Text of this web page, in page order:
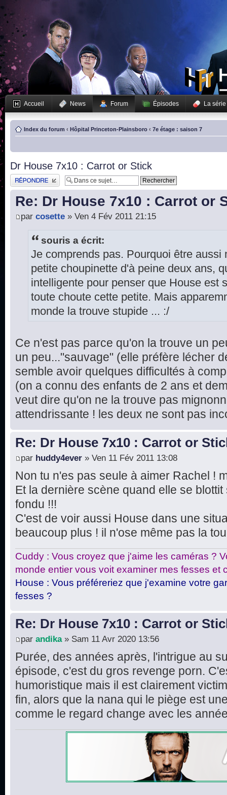
Accueil News Forum Épisodes La série
Index du forum ‹ Hôpital Princeton-Plainsboro ‹ 7e étage : saison 7
Dr House 7x10 : Carrot or Stick
Publier une réponse
Re: Dr House 7x10 : Carrot or
par cosette » Ven 4 Fév 2011 21:15
souris a écrit:
Je comprends pas. Pourquoi être aussi
petite choupinette d'à peine deux ans,
intelligente pour penser que House est
toute choute cette petite. Mais
monde la trouve stupide ... :/
Ce n'est pas parce qu'on la trouve un
un peu..."sauvage" (elle préfère lécher
semble avoir quelques difficultés à
(on a connu des enfants de 2 ans et
veut dire qu'on ne la trouve pas
attendrissante ! les deux ne sont pas
Re: Dr House 7x10 : Carrot or
par huddy4ever » Ven 11 Fév 2011 13:08
Non tu n'es pas seule à aimer Rachel !
Et la dernière scène quand elle se
fondu !!!
C'est de voir aussi House dans une
beaucoup plus ! il n'ose même pas la
Cuddy : Vous croyez que j'aime les caméras ?
monde entier vous voit examiner mes fesses et
House : Vous préféreriez que j'examine votre
fesses ?
Re: Dr House 7x10 : Carrot or
par andika» Sam 11 Avr 2020 13:56
Purée, des années après, l'intrigue au
épisode, c'est du gros revenge porn.
humoristique mais il est clairement
fin, alors que la nana qui le piège est
comme le regard change avec les